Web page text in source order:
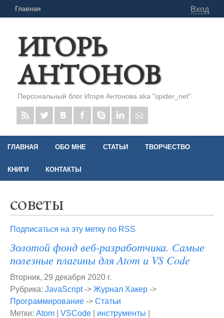
Главная Вход
ИГОРЬ
АНТОНОВ
Персональный блог Игоря Антонова aka "spider_net"
ГЛАВНАЯ ОБО МНЕ СТАТЬИ ТВОРЧЕСТВО
КНИГИ КОНТАКТЫ
советы
Подписаться на эту метку по RSS
Золотой фонд веб-разработчика. Самые
полезные плагины для Atom и VS Code
Вторник, 29 декабря 2020 г.
Рубрика: JavaScript-> Журнал Хакер ->
Программирование -> Статьи
Метки: Atom VSCode инструменты